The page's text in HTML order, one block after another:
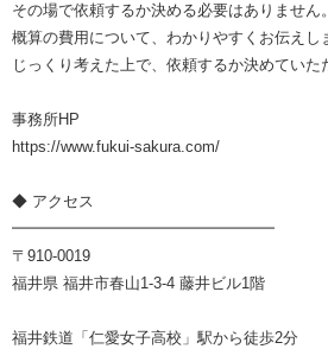
その場で依頼するか決める必要はありません。
概算の費用について、わかりやすくお伝えし
じっくり考えた上で、依頼するか決めていた
事務所HP
https://www.fukui-sakura.com/
◆ アクセス
━━━━━━━━━━━━━━━━━
〒910-0019
福井県 福井市春山1-3-4 藤井ビル1階
福井鉄道「仁愛女子高校」駅から徒歩2分